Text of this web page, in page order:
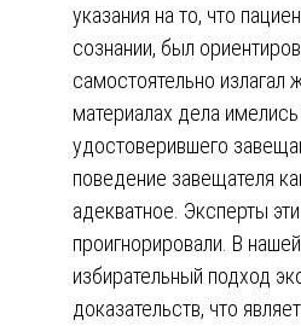
указания на то, что
сознании, был
самостоятельно
материалах дела
удостоверившего
поведение завещателя
адекватное. Эксперты
проигнорировали. В
избирательный подход
доказательств, что